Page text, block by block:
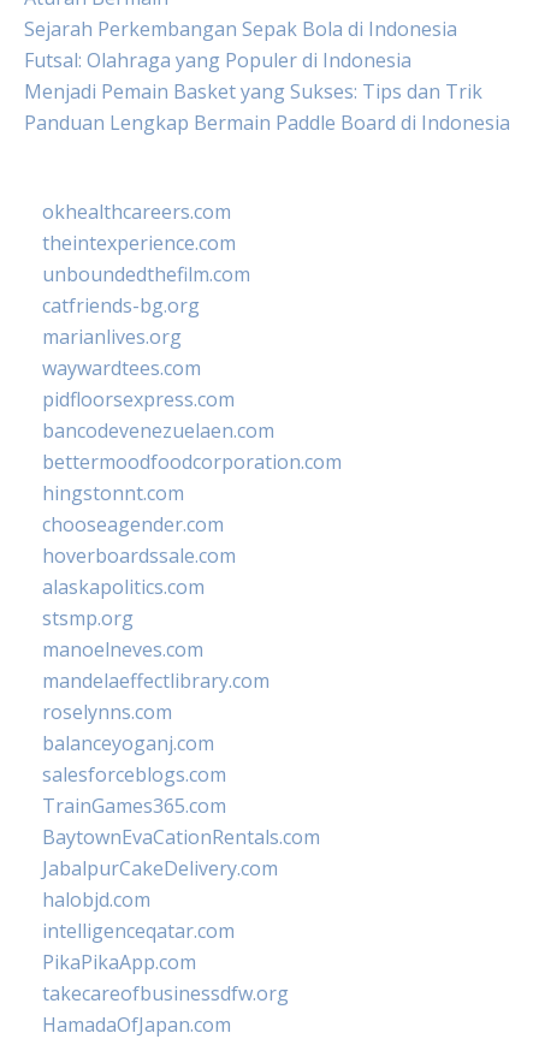
Sejarah Perkembangan Sepak Bola di Indonesia
Futsal: Olahraga yang Populer di Indonesia
Menjadi Pemain Basket yang Sukses: Tips dan Trik
Panduan Lengkap Bermain Paddle Board di Indonesia
okhealthcareers.com
theintexperience.com
unboundedthefilm.com
catfriends-bg.org
marianlives.org
waywardtees.com
pidfloorsexpress.com
bancodevenezuelaen.com
bettermoodfoodcorporation.com
hingstonnt.com
chooseagender.com
hoverboardssale.com
alaskapolitics.com
stsmp.org
manoelneves.com
mandelaeffectlibrary.com
roselynns.com
balanceyoganj.com
salesforceblogs.com
TrainGames365.com
BaytownEvaCationRentals.com
JabalpurCakeDelivery.com
halobjd.com
intelligenceqatar.com
PikaPikaApp.com
takecareofbusinessdfw.org
HamadaOfJapan.com